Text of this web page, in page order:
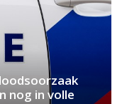
nog in volle